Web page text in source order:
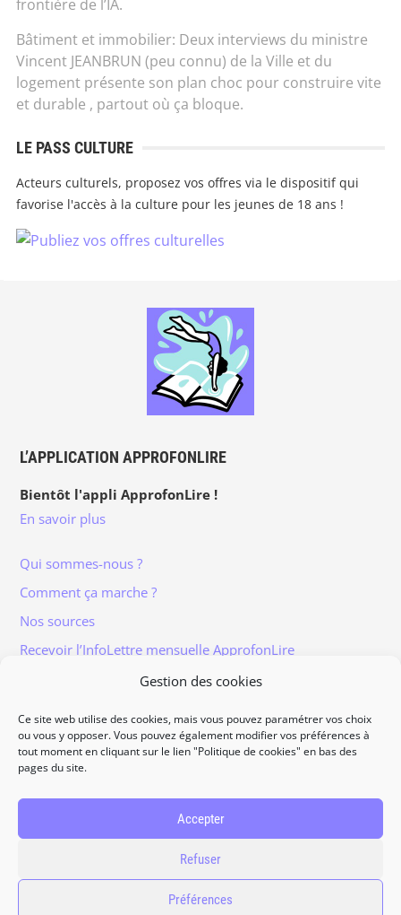
Gestion des cookies
Ce site web utilise des cookies, mais vous pouvez paramétrer vos choix
ou vous y opposer. Vous pouvez également modifier vos préférences à
tout moment en cliquant sur le lien "Politique de cookies" en bas des
pages du site.
Accepter
Refuser
Préférences
frontière de l’IA.
Bâtiment et immobilier: Deux interviews du ministre
Vincent JEANBRUN (peu connu) de la Ville et du
logement présente son plan choc pour construire vite
et durable , partout où ça bloque.
LE PASS CULTURE
Acteurs culturels, proposez vos offres via le dispositif qui
favorise l'accès à la culture pour les jeunes de 18 ans !
L’APPLICATION APPROFONLIRE
Bientôt l'appli ApprofonLire !
En savoir plus
Qui sommes-nous ?
Comment ça marche ?
Nos sources
Recevoir l’InfoLettre mensuelle ApprofonLire
Informations légales
Accès à vos données personnelles
Politique de cookies